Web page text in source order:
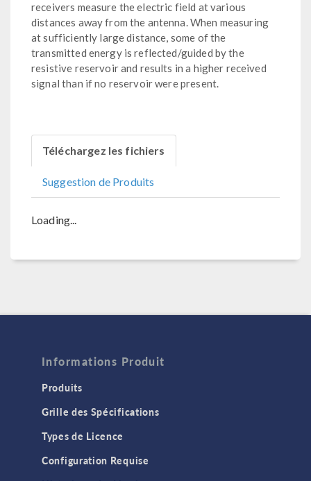
receivers measure the electric field at various
distances away from the antenna. When measuring
at sufficiently large distance, some of the
transmitted energy is reflected/guided by the
resistive reservoir and results in a higher received
signal than if no reservoir were present.
Téléchargez les fichiers
Suggestion de Produits
Loading...
Informations Produit
Produits
Grille des Spécifications
Types de Licence
Configuration Requise